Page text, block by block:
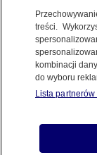
pasażerze
22.05.2024, 12:59
powiedział
silnych
treści.
kombinacji
do wyboru
Lista